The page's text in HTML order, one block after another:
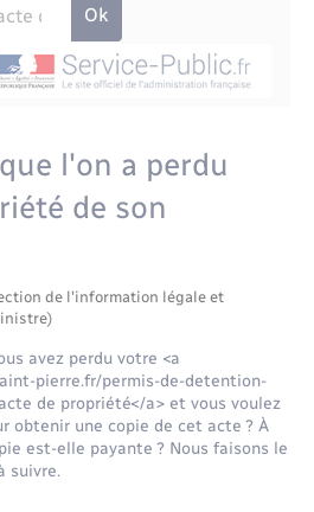
Citoyenneté
d’occupation de l’espace
communes
l'on a perdu
de son
de l'information légale et
avez perdu votre <a
pierre.fr/permis-de-detention-
de propriété</a> et vous voulez
obtenir une copie de cet acte ? À
est-elle payante ? Nous faisons le
suivre.